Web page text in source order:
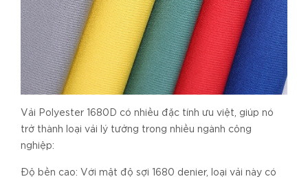
Vải Polyester 1680D có nhiều đặc tính ưu việt, giúp nó
trở thành loại vải lý tưởng trong nhiều ngành công
nghiệp:
Độ bền cao: Với mật độ sợi 1680 denier, loại vải này có